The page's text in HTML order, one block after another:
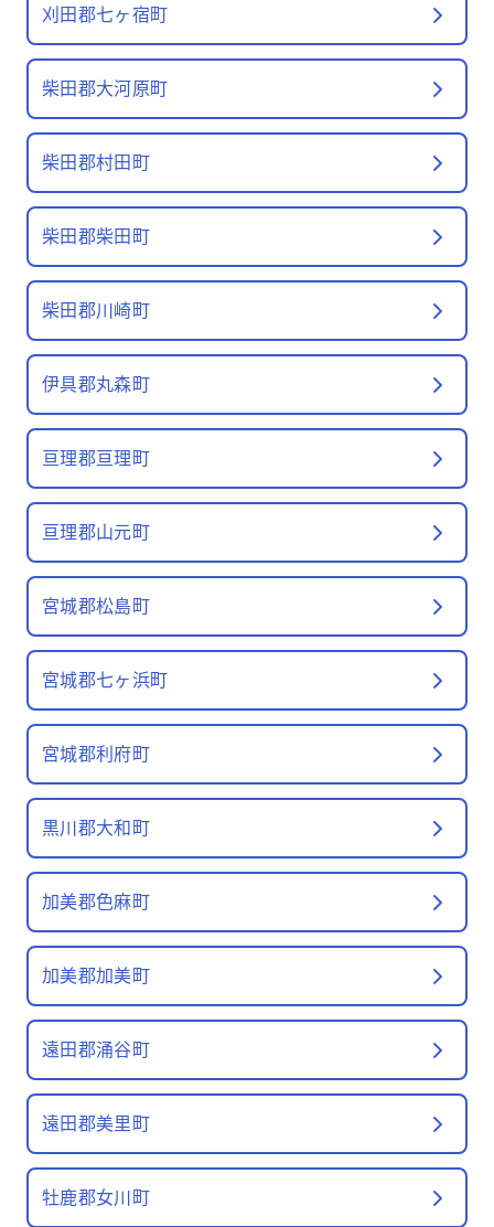
刈田郡七ヶ宿町
柴田郡大河原町
柴田郡村田町
柴田郡柴田町
柴田郡川崎町
伊具郡丸森町
亘理郡亘理町
亘理郡山元町
宮城郡松島町
宮城郡七ヶ浜町
宮城郡利府町
黒川郡大和町
加美郡色麻町
加美郡加美町
遠田郡涌谷町
遠田郡美里町
牡鹿郡女川町